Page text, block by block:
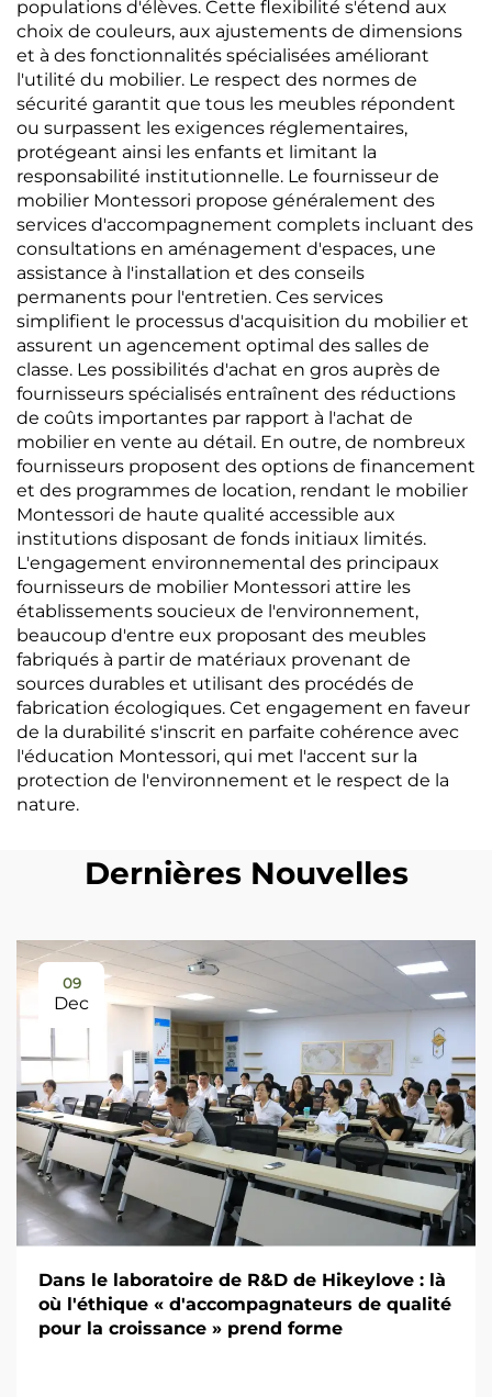
populations d'élèves. Cette flexibilité s'étend aux
choix de couleurs, aux ajustements de dimensions
et à des fonctionnalités spécialisées améliorant
l'utilité du mobilier. Le respect des normes de
sécurité garantit que tous les meubles répondent
ou surpassent les exigences réglementaires,
protégeant ainsi les enfants et limitant la
responsabilité institutionnelle. Le fournisseur de
mobilier Montessori propose généralement des
services d'accompagnement complets incluant des
consultations en aménagement d'espaces, une
assistance à l'installation et des conseils
permanents pour l'entretien. Ces services
simplifient le processus d'acquisition du mobilier et
assurent un agencement optimal des salles de
classe. Les possibilités d'achat en gros auprès de
fournisseurs spécialisés entraînent des réductions
de coûts importantes par rapport à l'achat de
mobilier en vente au détail. En outre, de nombreux
fournisseurs proposent des options de financement
et des programmes de location, rendant le mobilier
Montessori de haute qualité accessible aux
institutions disposant de fonds initiaux limités.
L'engagement environnemental des principaux
fournisseurs de mobilier Montessori attire les
établissements soucieux de l'environnement,
beaucoup d'entre eux proposant des meubles
fabriqués à partir de matériaux provenant de
sources durables et utilisant des procédés de
fabrication écologiques. Cet engagement en faveur
de la durabilité s'inscrit en parfaite cohérence avec
l'éducation Montessori, qui met l'accent sur la
protection de l'environnement et le respect de la
nature.
Dernières Nouvelles
09
Dec
Dans le laboratoire de R&D de Hikeylove : là
où l'éthique « d'accompagnateurs de qualité
pour la croissance » prend forme